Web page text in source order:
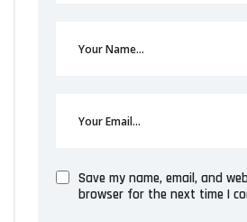
Save my name, email, and
browser for the next time I